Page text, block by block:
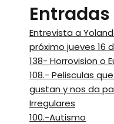
Entrevista a
próximo jueves 16
138- Horrovision o
108.- Pelisculas
gustan y nos da
Irregulares
100.-Autismo